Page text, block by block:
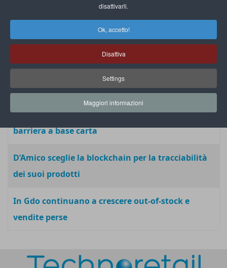
disattivarli.
Ok, accetto!
Disattiva
Settings
Maggiori informazioni
In Italia 26 milioni di smartphone inutilizzati
sono rigenerabili
Casillo Group sceglie DocsMarshal per
ottimizzare i processi aziendali
Tetra Pak: la prima confezione asettica con
barriera a base carta
D’Amico sceglie la blockchain per la tracciabilità
dei suoi prodotti
In Gdo continuano a crescere out-of-stock e
vendite perse